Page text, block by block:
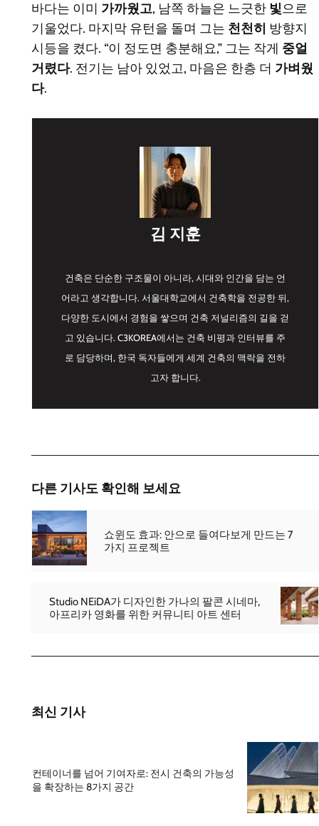
바다는 이미 가까웠고, 남쪽 하늘은 느긋한 빛으로
기울었다. 마지막 유턴을 돌며 그는 천천히 방향지
시등을 켰다. “이 정도면 충분해요,” 그는 작게 중얼
거렸다. 전기는 남아 있었고, 마음은 한층 더 가벼웠
다.
김 지훈
건축은 단순한 구조물이 아니라, 시대와 인간을 담는 언
어라고 생각합니다. 서울대학교에서 건축학을 전공한 뒤,
다양한 도시에서 경험을 쌓으며 건축 저널리즘의 길을 걷
고 있습니다. C3KOREA에서는 건축 비평과 인터뷰를 주
로 담당하며, 한국 독자들에게 세계 건축의 맥락을 전하
고자 합니다.
다른 기사도 확인해 보세요
쇼윈도 효과: 안으로 들여다보게 만드는 7
가지 프로젝트
Studio NEiDA가 디자인한 가나의 팔콘 시네마,
아프리카 영화를 위한 커뮤니티 아트 센터
최신 기사
컨테이너를 넘어 기여자로: 전시 건축의 가능성
을 확장하는 8가지 공간